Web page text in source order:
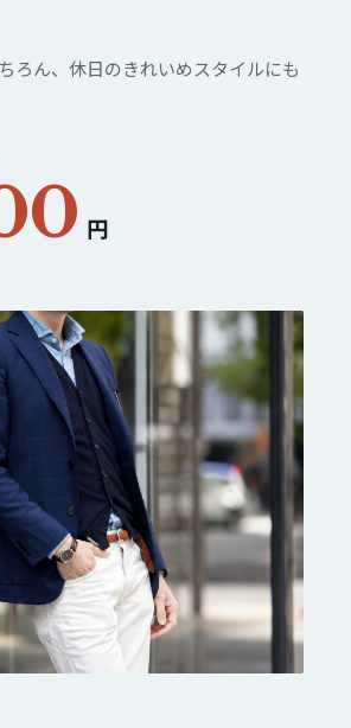
ろん、休日のきれいめスタイルにも
円